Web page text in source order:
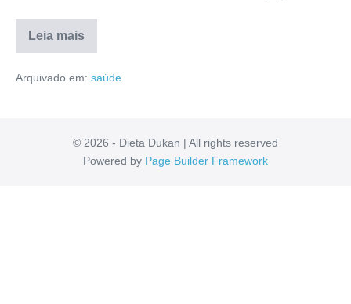
Leia mais
FigadoZen
Reclame
Anvisa,
Reclamações
[RESENHA]
Arquivado em: saúde
© 2026 - Dieta Dukan | All rights reserved
Powered by Page Builder Framework